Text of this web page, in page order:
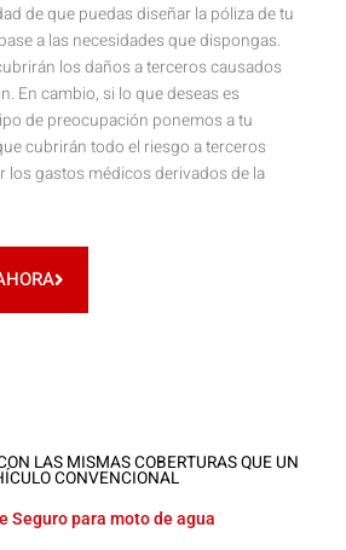
de que puedas diseñar la póliza de tu
a las necesidades que dispongas.
los daños a terceros causados
En cambio, si lo que deseas es
de preocupación ponemos a tu
cubrirán todo el riesgo a terceros
los gastos médicos derivados de la
LAS MISMAS COBERTURAS QUE UN
CONVENCIONAL
Seguro para moto de agua